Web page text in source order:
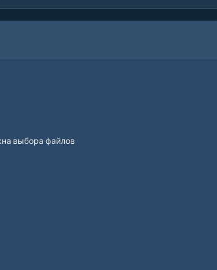
выбора файлов